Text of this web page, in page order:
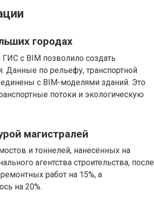
городах
с BIM позволило создать
Данные по рельефу, транспортной
с BIM-моделями зданий. Это
потоки и экологическую
магистралей
и тоннелей, нанесённых на
агентства строительства, после
работ на 15%, а
на 20%.